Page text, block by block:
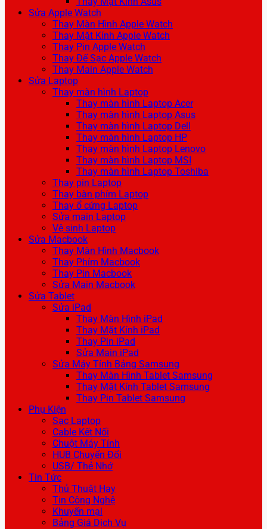
Sửa Apple Watch
Thay Màn Hình Apple Watch
Thay Mặt Kính Apple Watch
Thay Pin Apple Watch
Thay Đế Sạc Apple Watch
Thay Main Apple Watch
Sửa Laptop
Thay màn hình Laptop
Thay màn hình Laptop Acer
Thay màn hình Laptop Asus
Thay màn hình Laptop Dell
Thay màn hình Laptop HP
Thay màn hình Laptop Lenovo
Thay màn hình Laptop MSI
Thay màn hình Laptop Toshiba
Thay pin Laptop
Thay bàn phím Laptop
Thay ổ cứng Laptop
Sửa main Laptop
Vệ sinh Laptop
Sửa Macbook
Thay Màn Hình Macbook
Thay Phím Macbook
Thay Pin Macbook
Sửa Main Macbook
Sửa Tablet
Sửa iPad
Thay Màn Hình iPad
Thay Mặt Kính iPad
Thay Pin iPad
Sửa Main iPad
Sửa Máy Tính Bảng Samsung
Thay Màn Hình Tablet Samsung
Thay Mặt Kính Tablet Samsung
Thay Pin Tablet Samsung
Phụ Kiện
Sạc Laptop
Cable Kết Nối
Chuột Máy Tính
HUB Chuyển Đổi
USB/ Thẻ Nhớ
Tin Tức
Thủ Thuật Hay
Tin Công Nghệ
Khuyến mại
Bảng Giá Dịch Vụ